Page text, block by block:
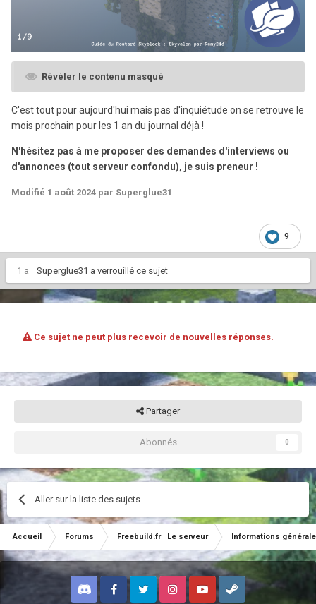
Révéler le contenu masqué
C'est tout pour aujourd'hui mais pas d'inquiétude on se retrouve le
mois prochain pour les 1 an du journal déjà !
N'hésitez pas à me proposer des demandes d'interviews ou
d'annonces (tout serveur confondu), je suis preneur !
Modifié 1 août 2024 par Superglue31
9
1 a Superglue31 a verrouillé ce sujet
Ce sujet ne peut plus recevoir de nouvelles réponses.
Partager
Abonnés 0
Aller sur la liste des sujets
Accueil Forums Freebuild.fr | Le serveur Informations
Discord FacebookTwitter InstagramYoutubeSteam